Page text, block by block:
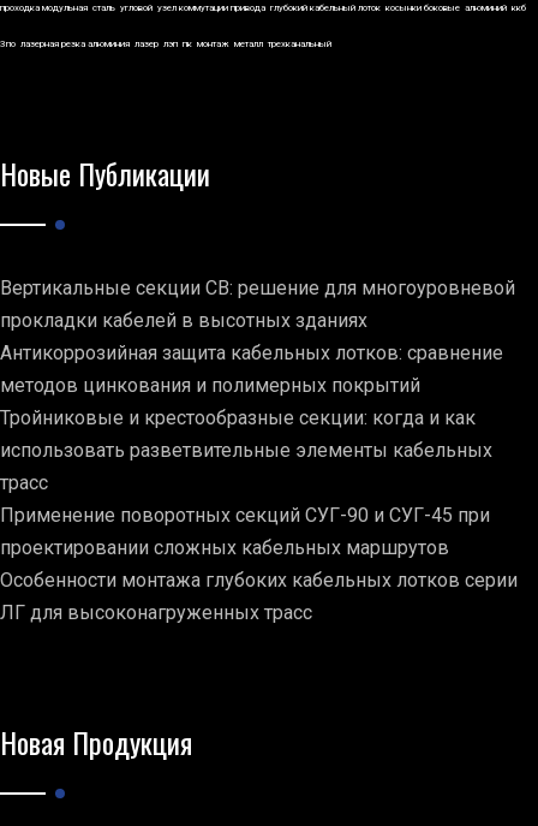
проходка модульная сталь угловой узел коммутации привода глубокий кабельный лоток косынки боковые алюминий ккб
3по лазерная резка алюминия лазер лэп пк монтаж металл трехканальный
Новые Публикации
Вертикальные секции СВ: решение для многоуровневой
прокладки кабелей в высотных зданиях
Антикоррозийная защита кабельных лотков: сравнение
методов цинкования и полимерных покрытий
Тройниковые и крестообразные секции: когда и как
использовать разветвительные элементы кабельных
трасс
Применение поворотных секций СУГ-90 и СУГ-45 при
проектировании сложных кабельных маршрутов
Особенности монтажа глубоких кабельных лотков серии
ЛГ для высоконагруженных трасс
Новая Продукция